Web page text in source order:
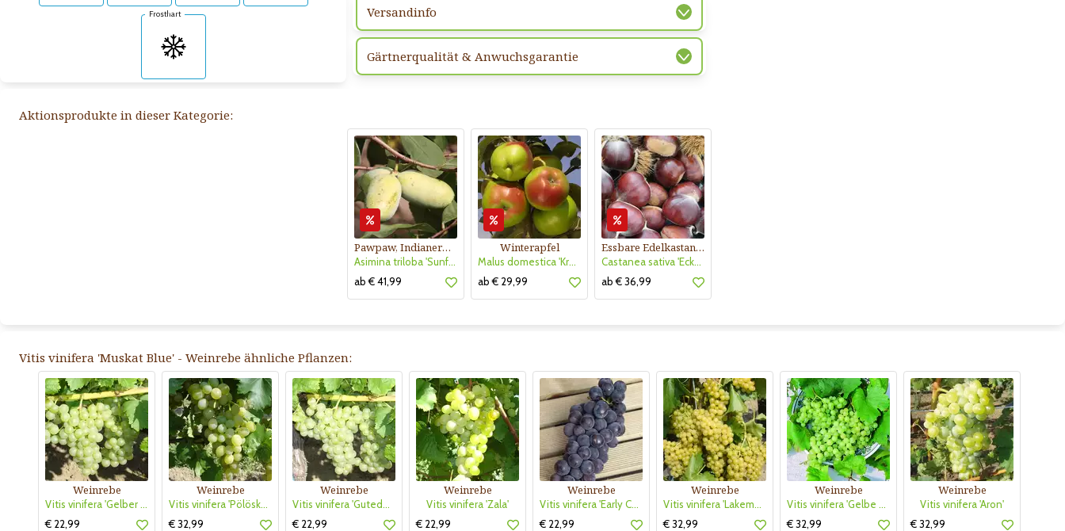
Frosthart Versandinfo
Gärtnerqualität & Anwuchsgarantie
Aktionsprodukte in dieser Kategorie:
Pawpaw, Indianerbanane
Asimina triloba 'Sunflower'
ab € 41,99
Winterapfel
Malus domestica 'Kronprinz Rudolf'
ab € 29,99
Essbare Edelkastanie, Maroni
Castanea sativa 'Ecker 1'
ab € 36,99
Vitis vinifera 'Muskat Blue' - Weinrebe ähnliche Pflanzen:
Weinrebe
Vitis vinifera 'Gelber Muskateller'
€ 22,99
Weinrebe
Vitis vinifera 'Pölöskei Muskataly'
€ 32,99
Weinrebe
Vitis vinifera 'Gutedel Weiß'
€ 22,99
Weinrebe
Vitis vinifera 'Zala'
€ 22,99
Weinrebe
Vitis vinifera 'Early Campbell'
€ 22,99
Weinrebe
Vitis vinifera 'Lakemont'
€ 32,99
Weinrebe
Vitis vinifera 'Gelbe Wachauerin'
€ 32,99
Weinrebe
Vitis vinifera 'Aron'
€ 32,99